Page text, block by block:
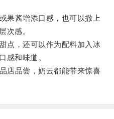
酱增添口感，也可以撒上
次感。
，还可以作为配料加入冰
感和味道。
品尝，奶云都能带来惊喜